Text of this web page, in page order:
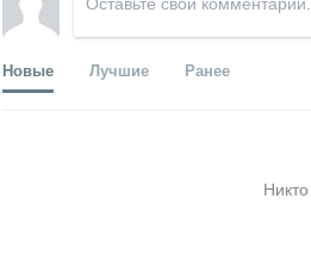
Новые Лучшие Ранее